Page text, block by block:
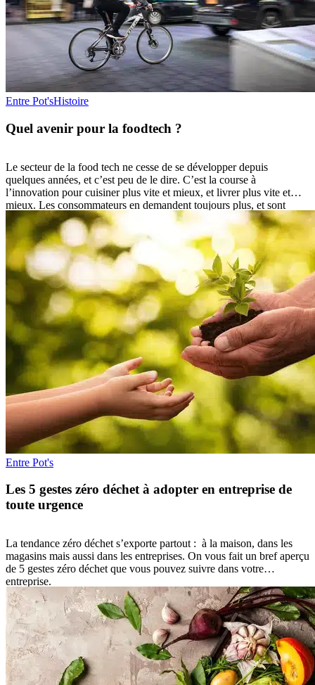
Entre Pot'sHistoire
Quel avenir pour la foodtech ?
Le secteur de la food tech ne cesse de se développer depuis
quelques années, et c’est peu de le dire. C’est la course à
l’innovation pour cuisiner plus vite et mieux, et livrer plus vite et
mieux. Les consommateurs en demandent toujours plus, et sont
toujours à l’affut des nouveautés quand il s’agit de se […]
Entre Pot's
Les 5 gestes zéro déchet à adopter en entreprise de
toute urgence
La tendance zéro déchet s’exporte partout : à la maison, dans les
magasins mais aussi dans les entreprises. On vous fait un bref aperçu
de 5 gestes zéro déchet que vous pouvez suivre dans votre
entreprise.